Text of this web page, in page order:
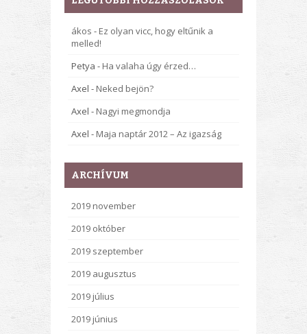
ákos - Ez olyan vicc, hogy eltűnik a
melled!
Petya - Ha valaha úgy érzed…
Axel - Neked bejön?
Axel - Nagyi megmondja
Axel - Maja naptár 2012 – Az igazság
ARCHÍVUM
2019 november
2019 október
2019 szeptember
2019 augusztus
2019 július
2019 június